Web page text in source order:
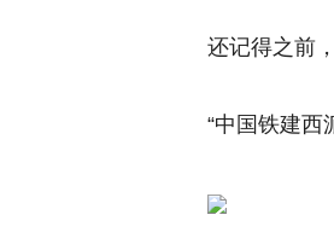
还记得之前
“中国铁建西